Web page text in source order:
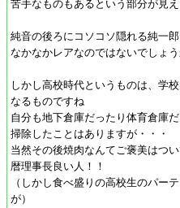
苦手なものもあるという部分が見
純音の後ろにコソコソ隠れる純一
なかなかレアなのではないでしょう
しかし高校時代というものは、学
なるものですね
自分も地下倉庫だったり体育倉庫
掃除したことはありますが・・・
当然その後焼肉なんてご褒美はつ
暦理事長良い人！！
（しかし食べ盛りの高校生のパー
が）